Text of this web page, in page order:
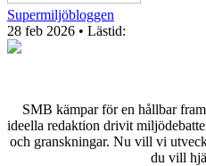
Supermiljöbloggen
28 feb 2026 • Lästid:
SMB kämpar för en hållbar
ideella redaktion drivit
och granskningar. Nu vill vi
du vill